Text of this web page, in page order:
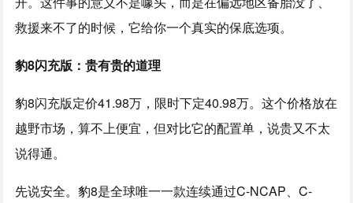
救援来不了的时候，它给你一个真实的保底选项。
豹8闪充版：贵有贵的道理
豹8闪充版定价41.98万，限时下定40.98万。这个价格放在
越野市场，算不上便宜，但对比它的配置单，说贵又不太
说得通。
先说安全。豹8是全球唯一一款连续通过C-NCAP、C-